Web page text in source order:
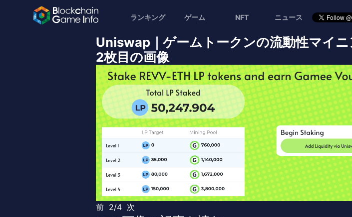
ランキング ゲーム NFT ニュース
Uniswap｜ゲームトークンの流動性マイ
2枚目の画像
前 2/4 次